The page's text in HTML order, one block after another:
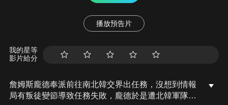
播放預告片
我的星等
影片給分
詹姆斯龐德奉派前往南北韓交界出任務，沒想到情報
局有叛徒變節導致任務失敗，龐德於是遭北韓軍隊囚